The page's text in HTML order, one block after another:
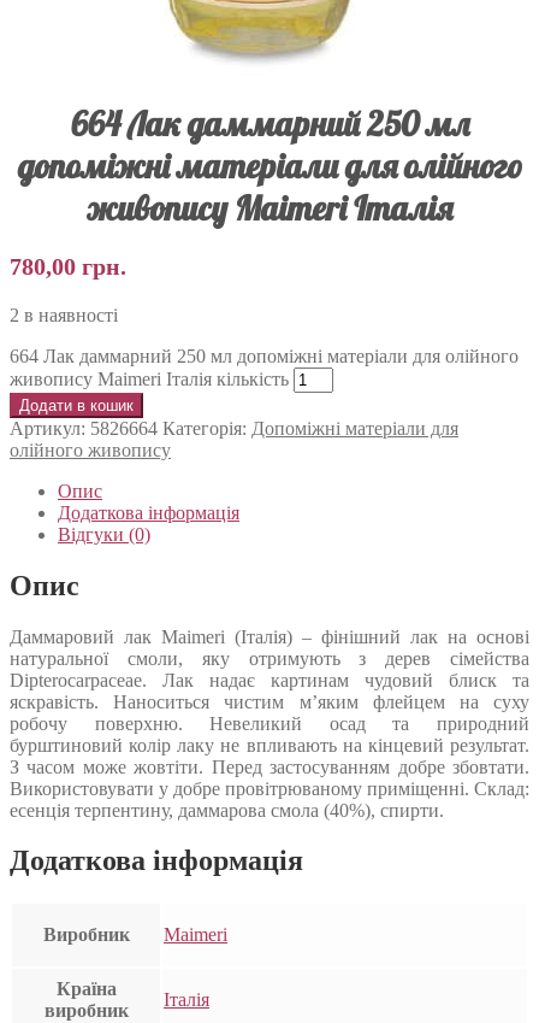
664 Лак даммарний 250 мл
допоміжні матеріали для олійного
живопису Maimeri Італія
780,00 грн.
2 в наявності
664 Лак даммарний 250 мл допоміжні матеріали для олійного
живопису Maimeri Італія кількість
Додати в кошик
Артикул: 5826664 Категорія: Допоміжні матеріали для
олійного живопису
Опис
Додаткова інформація
Відгуки (0)
Опис
Даммаровий лак Maimeri (Італія) – фінішний лак на основі
натуральної смоли, яку отримують з дерев сімейства
Dipterocarpaceae. Лак надає картинам чудовий блиск та
яскравість. Наноситься чистим м’яким флейцем на суху
робочу поверхню. Невеликий осад та природний
бурштиновий колір лаку не впливають на кінцевий результат.
З часом може жовтіти. Перед застосуванням добре збовтати.
Використовувати у добре провітрюваному приміщенні. Склад:
есенція терпентину, даммарова смола (40%), спирти.
Додаткова інформація
Виробник Maimeri
Країна
виробник
Італія